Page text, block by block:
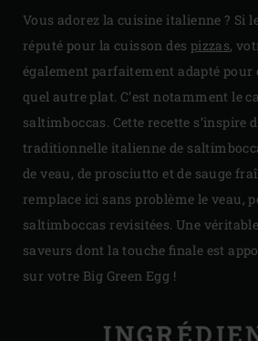
Vous adorez la cuisine italienne ? Si
réputé pour la cuisson des pizzas,
également parfaitement adapté pour
quel autre plat. C’est notamment le
saltimboccas. Cette recette s’inspire
traditionnelle italienne de
de veau, de prosciutto et de sauge
remplace ici sans problème le veau,
saltimboccas revisitées. Une
saveurs dont la touche finale est
sur votre Big Green Egg !